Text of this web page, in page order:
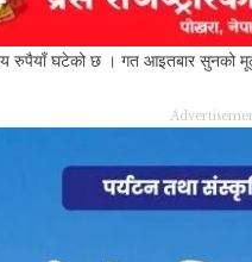
रुपैयाँ घटेको छ । गत आइतबार सुनको